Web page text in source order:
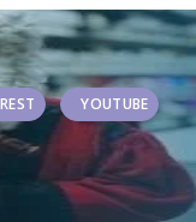
YOUTUBE